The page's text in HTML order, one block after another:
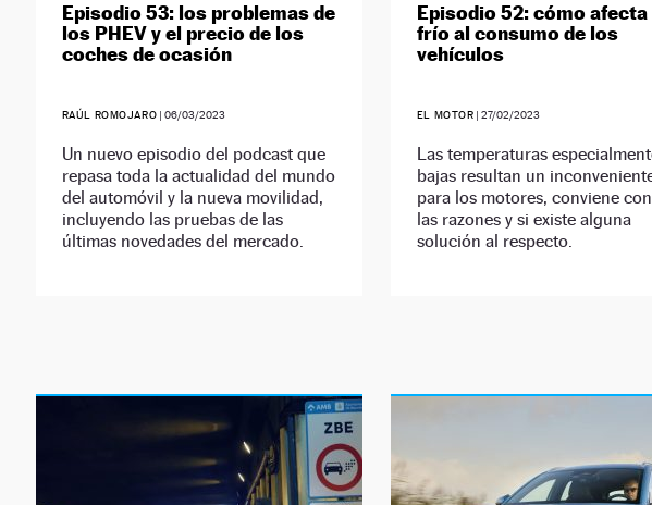
Episodio 53: los problemas de
los PHEV y el precio de los
coches de ocasión
RAÚL ROMOJARO |06/03/2023
Un nuevo episodio del podcast que
repasa toda la actualidad del mundo
del automóvil y la nueva movilidad,
incluyendo las pruebas de las
últimas novedades del mercado.
Episodio 52: cómo afecta
frío al consumo de los
vehículos
EL MOTOR |27/02/2023
Las temperaturas
bajas resultan un
para los motores, conviene
las razones y si existe alguna
solución al respecto.